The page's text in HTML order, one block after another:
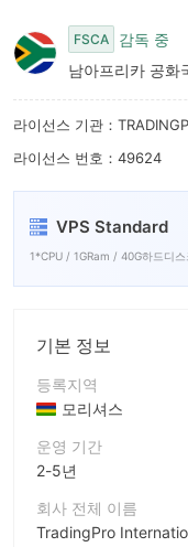
FSCA
감독 중
남아프리카 공화
라이선스 기관：
라이선스 번호：49624
VPS Standard
1*CPU / 1GRam / 40G하드디스
기본 정보
등록지역
모리셔스
운영 기간
2-5년
회사 전체 이름
TradingPro